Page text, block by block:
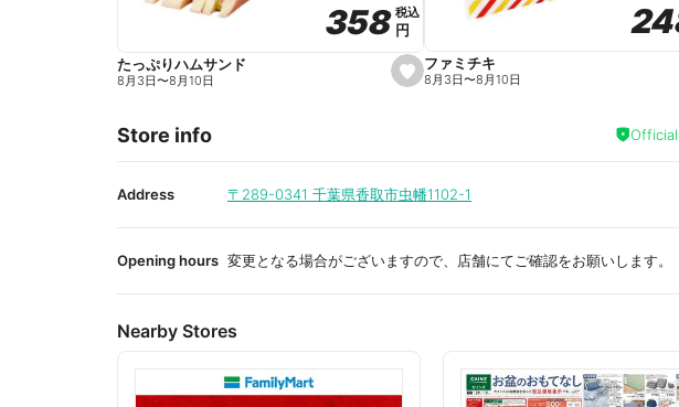
e
s
e
i
t
358
358税込
税込
円
円
たっぷりハムサンド
8月3日〜8月10日
ファミチキ
8月3日〜8月10日
Store info
Address 〒289-0341 千葉県香取市虫幡1102-1
Opening hours 変更となる場合がございますので、店舗にてご確認をお願いします。
Nearby Stores